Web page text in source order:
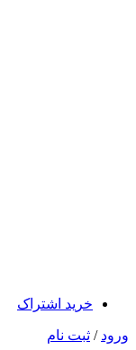
خرید اشتراک
ورود / ثبت نام